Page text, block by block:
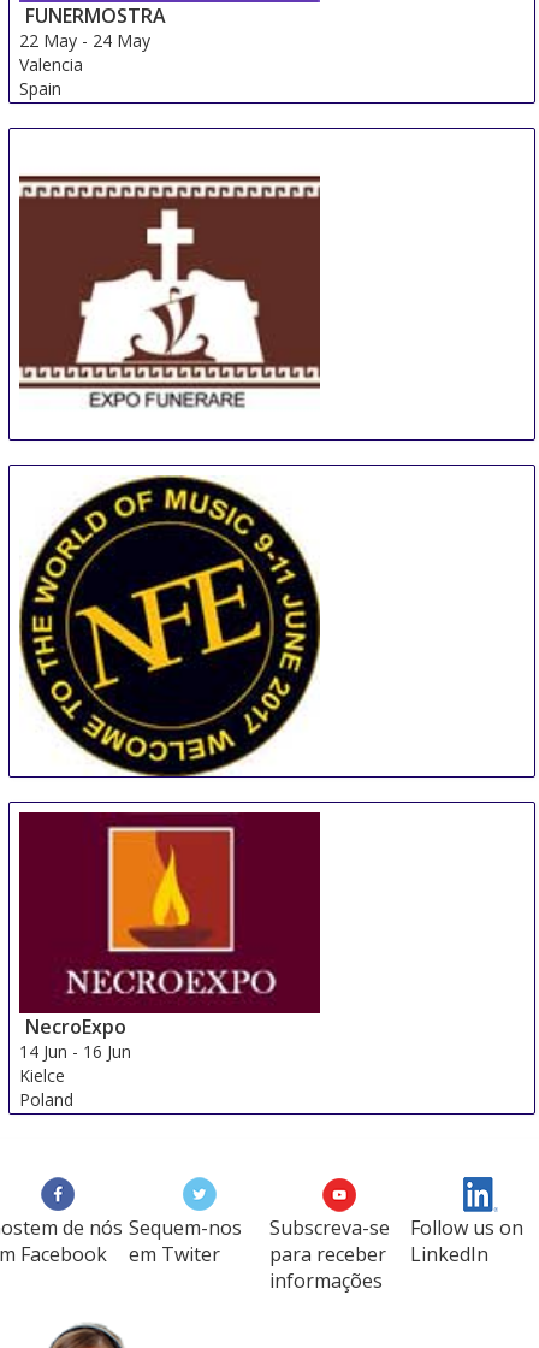
FUNERMOSTRA
22 May - 24 May
Valencia
Spain
2 Jun
Bucharest
Romania
10 Jun-12 Jun
NecroExpo
14 Jun - 16 Jun
Kielce
Poland
de nós
Facebook
Sequem-nos
em Twiter
Subscreva-se
para receber
informações
Follow us on
LinkedIn